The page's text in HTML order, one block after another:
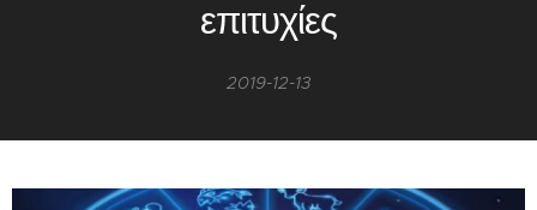
επιτυχίες
2019-12-13